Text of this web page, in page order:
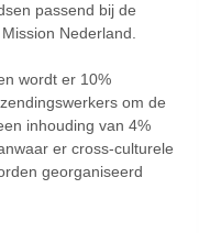
passend bij de
Nederland.
wordt er 10%
om de
inhouding van 4%
er cross-culturele
georganiseerd